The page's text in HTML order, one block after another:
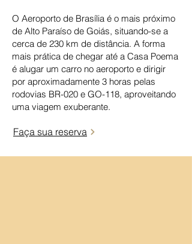
O Aeroporto de Brasília é o mais próximo
de Alto Paraíso de Goiás, situando-se a
cerca de 230 km de distância. A forma
mais prática de chegar até a Casa Poema
é alugar um carro no aeroporto e dirigir
por aproximadamente 3 horas pelas
rodovias BR-020 e GO-118, aproveitando
uma viagem exuberante.
Faça sua reserva